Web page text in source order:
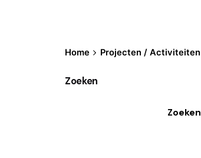
Home Projecten / Activiteiten
Zoeken
Zoeken